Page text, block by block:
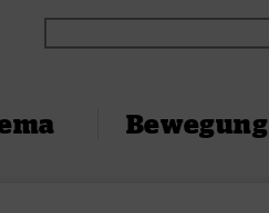
Bewegung